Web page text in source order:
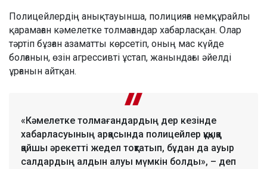
Полицейлердің анықтауынша, полицияға немқұрайлы
қарамаған кәмелетке толмағандар хабарласқан. Олар
тәртіп бұзған азаматты көрсетіп, оның мас күйде
болғанын, өзін агрессивті ұстап, жанындағы әйелді
ұрғанын айтқан.
«Кәмелетке толмағандардың дер кезінде
хабарласуының арқасында полицейлер құқыққа
қайшы әрекетті жедел тоқтатып, бұдан да ауыр
салдардың алдын алуы мүмкін болды», – деп